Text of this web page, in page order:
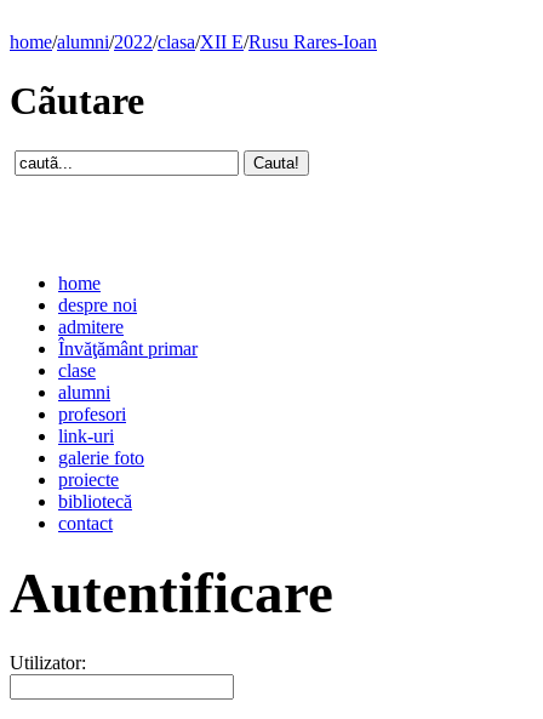
home/alumni/2022/clasa/XII E/Rusu Rares-Ioan
Cãutare
home
despre noi
admitere
Învăţământ primar
clase
alumni
profesori
link-uri
galerie foto
proiecte
bibliotecă
contact
Autentificare
Utilizator: